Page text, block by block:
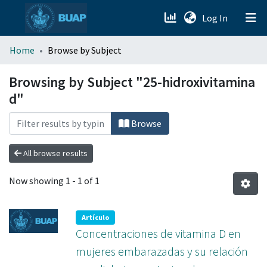
Log In (current)
menu.section.about_menu
All of DSpace
Home Browse by Subject
Browsing by Subject "25-hidroxivitamina
d"
Browse
All browse results
Now showing 1 - 1 of 1
Artículo
Concentraciones de vitamina D en
mujeres embarazadas y su relación